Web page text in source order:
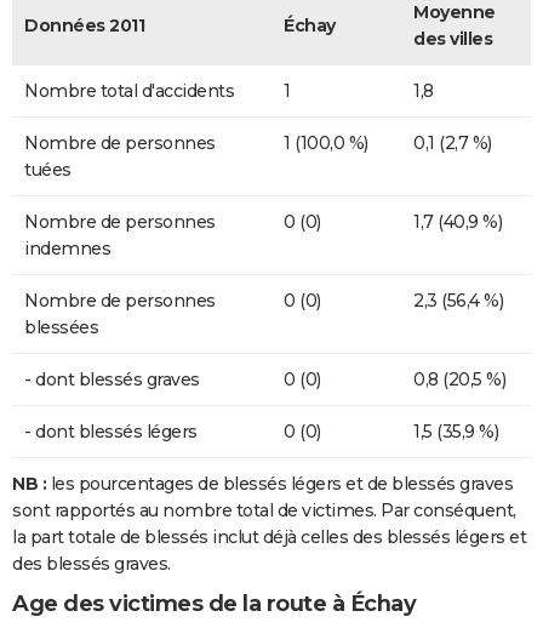
Données 2011 Échay
Moyenne
des villes
Nombre total d'accidents 1 1,8
Nombre de personnes
tuées
1 (100,0 %) 0,1 (2,7 %)
Nombre de personnes
indemnes
0 (0) 1,7 (40,9 %)
Nombre de personnes
blessées
0 (0) 2,3 (56,4 %)
- dont blessés graves 0 (0) 0,8 (20,5 %)
- dont blessés légers 0 (0) 1,5 (35,9 %)
NB : les pourcentages de blessés légers et de blessés graves
sont rapportés au nombre total de victimes. Par conséquent,
la part totale de blessés inclut déjà celles des blessés légers et
des blessés graves.
Age des victimes de la route à Échay